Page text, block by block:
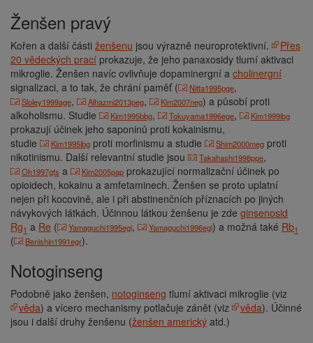
Ženšen pravý
Kořen a další části ženšenu jsou výrazně neuroprotektivní.
Přes
20 vědeckých prací prokazuje, že jeho panaxosidy tlumí aktivaci
mikroglie. Ženšen navíc ovlivňuje dopaminergní a cholinergní
signalizaci, a to tak, že chrání paměť (
Nitta1995pge,
Sloley1999age, Alhazmi2013peg, Kim2007neg) a působí proti
alkoholismu. Studie
Kim1995bbg, Tokuyama1996ege, Kim1999ibg
prokazují účinek jeho saponinů proti kokainismu,
studie
Kim1995ibg proti morfinismu a studie Shim2000meg proti
nikotinismu. Další relevantní studie jsou
Takahashi1998ppe,
Oh1997gts a Kim2005pap prokazující normalizační účinek po
opioidech, kokainu a amfetaminech. Ženšen se proto uplatní
nejen při kocovině, ale i při abstinenčních příznacích po jiných
návykových látkách. Účinnou látkou ženšenu je zde ginsenosid
Rg1 a Re ( Yamaguchi1995egi, Yamaguchi1996egi) a možná také Rb1
( Benishin1991egr).
Notoginseng
Podobně jako ženšen, notoginseng tlumí aktivaci mikroglie (viz
věda) a vícero mechanismy potlačuje zánět (viz věda). Účinné
jsou i další druhy ženšenu (ženšen americký atd.)